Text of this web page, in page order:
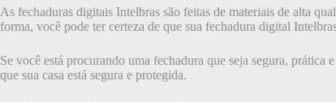
As fechaduras digitais Intelbras são feitas de materiais de alta
forma, você pode ter certeza de que sua fechadura digital
Se você está procurando uma fechadura que seja segura,
que sua casa está segura e protegida.